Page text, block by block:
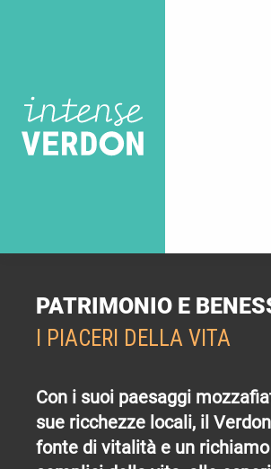
PATRIMONIO E
I PIACERI DELLA VITA
Con i suoi paesaggi
sue ricchezze locali, il
fonte di vitalità e un